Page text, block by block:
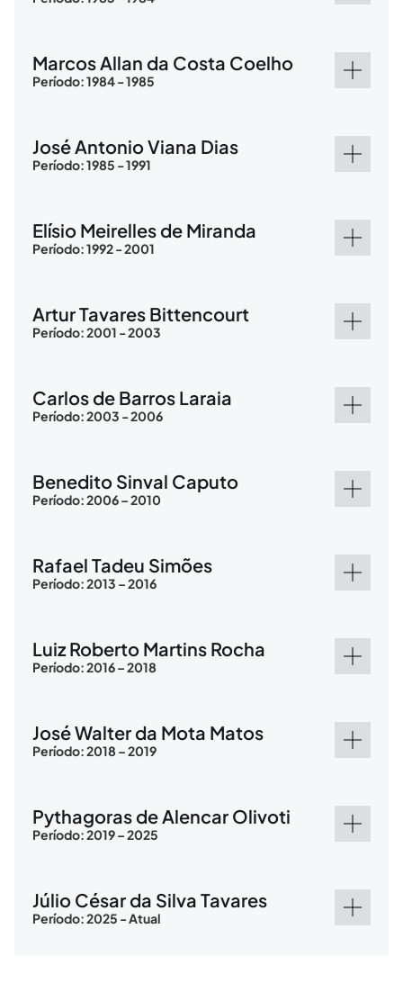
Marcos Allan da Costa Coelho
Período: 1984 - 1985
José Antonio Viana Dias
Período: 1985 - 1991
Elísio Meirelles de Miranda
Período: 1992 - 2001
Artur Tavares Bittencourt
Período: 2001 - 2003
Carlos de Barros Laraia
Período: 2003 - 2006
Benedito Sinval Caputo
Período: 2006 – 2010
Rafael Tadeu Simões
Período: 2013 – 2016
Luiz Roberto Martins Rocha
Período: 2016 – 2018
José Walter da Mota Matos
Período: 2018 – 2019
Pythagoras de Alencar Olivoti
Período: 2019 – 2025
Júlio César da Silva Tavares
Período: 2025 - Atual